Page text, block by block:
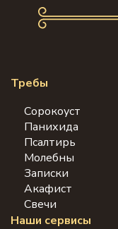
Требы
Сорокоуст
Панихида
Псалтирь
Молебны
Записки
Акафист
Свечи
Наши сервисы